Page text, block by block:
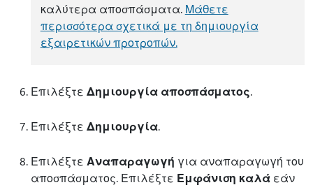
καλύτερα αποσπάσματα. Μάθετε
περισσότερα σχετικά με τη δημιουργία
εξαιρετικών προτροπών.
Επιλέξτε Δημιουργία αποσπάσματος.
Επιλέξτε Δημιουργία.
Επιλέξτε Αναπαραγωγή για αναπαραγωγή του
αποσπάσματος. Επιλέξτε Εμφάνιση καλά εάν